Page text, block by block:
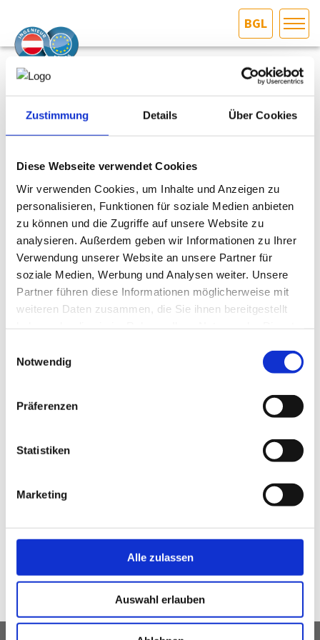
Zustimmung Details Über Cookies
Diese Webseite verwendet Cookies
Wir verwenden Cookies, um Inhalte und Anzeigen zu
personalisieren, Funktionen für soziale Medien anbieten
zu können und die Zugriffe auf unsere Website zu
analysieren. Außerdem geben wir Informationen zu Ihrer
Verwendung unserer Website an unsere Partner für
soziale Medien, Werbung und Analysen weiter. Unsere
Partner führen diese Informationen möglicherweise mit
weiteren Daten zusammen, die Sie ihnen bereitgestellt
Notwendig
Präferenzen
Statistiken
Marketing
Alle zulassen
Auswahl erlauben
BGL
Bundesland auswählen
INTERESSEN­VERTRETUNG
MITGLIEDER­VERZEICHNIS
KONTAKT
Der neue Imagefilm der österreichischen
Ingenieurbüros
Hiergeht's zum Video.
Beitrag erstellt mit